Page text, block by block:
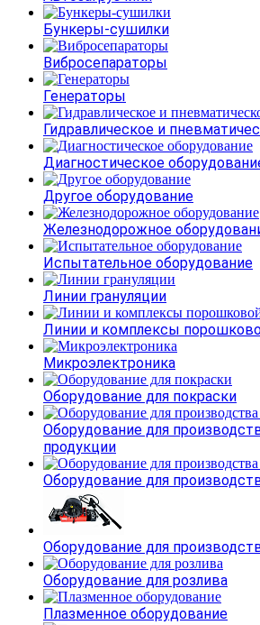
Бункеры-сушилки
Вибросепараторы
Генераторы
Гидравлическое и
Диагностическое
Другое оборудование
Железнодорожное
Испытательное оборудование
Линии грануляции
Линии и комплексы
Микроэлектроника
Оборудование для покраски
Оборудование для
продукции
Оборудование для
Оборудование для
Оборудование для розлива
Плазменное оборудование